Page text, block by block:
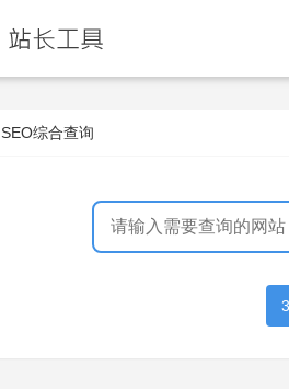
SEO综合查询